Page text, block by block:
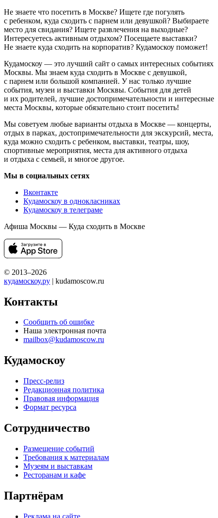
Не знаете что посетить в Москве? Ищете где погулять
с ребенком, куда сходить с парнем или девушкой? Выбираете
место для свидания? Ищете развлечения на выходные?
Интересуетесь активным отдыхом? Посещаете выставки?
Не знаете куда сходить на корпоратив? Кудамоскоу поможет!
Кудамоскоу — это лучший сайт о самых интересных событиях
Москвы. Мы знаем куда сходить в Москве с девушкой,
с парнем или большой компанией. У нас только лучшие
события, музеи и выставки Москвы. События для детей
и их родителей, лучшие достопримечательности и интересные
места Москвы, которые обязательно стоит посетить!
Мы советуем любые варианты отдыха в Москве — концерты,
отдых в парках, достопримечательности для экскурсий, места,
куда можно сходить с ребенком, выставки, театры, шоу,
спортивные мероприятия, места для активного отдыха
и отдыха с семьей, и многое другое.
Мы в социальных сетях
Вконтакте
Кудамоскоу в однокласниках
Кудамоскоу в телеграме
Афиша Москвы — Куда сходить в Москве
© 2013–2026
кудамоскоу.ру | kudamoscow.ru
Контакты
Сообщить об ошибке
Наша электронная почта
mailbox@kudamoscow.ru
Кудамоскоу
Пресс-релиз
Редакционная политика
Правовая информация
Формат ресурса
Сотрудничество
Размещение событий
Требования к материалам
Музеям и выставкам
Ресторанам и кафе
Партнёрам
Реклама на сайте